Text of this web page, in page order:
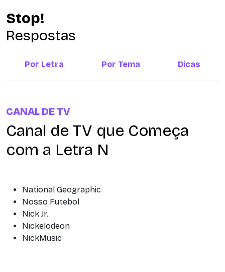
Stop!
Respostas
Por Letra Por Tema Dicas
CANAL DE TV
Canal de TV que Começa
com a Letra N
National Geographic
Nosso Futebol
Nick Jr.
Nickelodeon
NickMusic